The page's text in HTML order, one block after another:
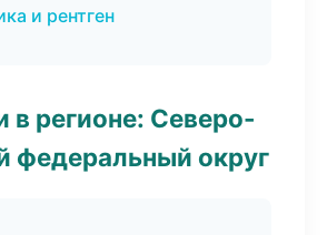
и рентген
в регионе: Северо-
федеральный округ